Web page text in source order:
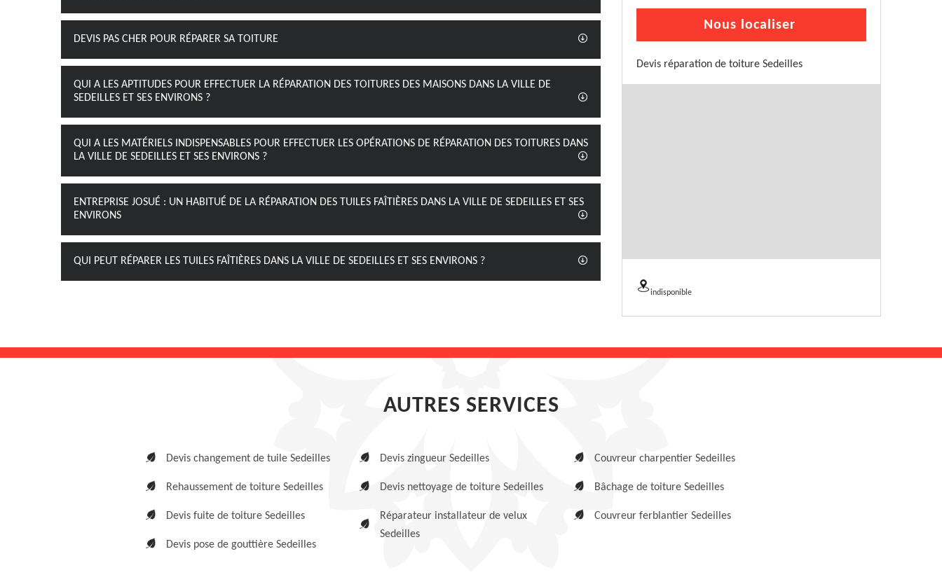
DEVIS PAS CHER POUR RÉPARER SA TOITURE
QUI A LES APTITUDES POUR EFFECTUER LA RÉPARATION DES TOITURES DES MAISONS DANS LA VILLE DE
SEDEILLES ET SES ENVIRONS ?
QUI A LES MATÉRIELS INDISPENSABLES POUR EFFECTUER LES OPÉRATIONS DE RÉPARATION DES TOITURES DANS
LA VILLE DE SEDEILLES ET SES ENVIRONS ?
ENTREPRISE JOSUÉ : UN HABITUÉ DE LA RÉPARATION DES TUILES FAÎTIÈRES DANS LA VILLE DE SEDEILLES ET SES
ENVIRONS
QUI PEUT RÉPARER LES TUILES FAÎTIÈRES DANS LA VILLE DE SEDEILLES ET SES ENVIRONS ?
Nous localiser
Devis réparation de toiture Sedeilles
indisponible
AUTRES SERVICES
Devis changement de tuile Sedeilles
Rehaussement de toiture Sedeilles
Devis fuite de toiture Sedeilles
Devis pose de gouttière Sedeilles
Devis zingueur Sedeilles
Devis nettoyage de toiture Sedeilles
Réparateur installateur de velux
Sedeilles
Couvreur charpentier Sedeilles
Bâchage de toiture Sedeilles
Couvreur ferblantier Sedeilles